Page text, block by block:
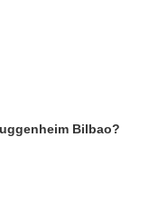
Bilbao?